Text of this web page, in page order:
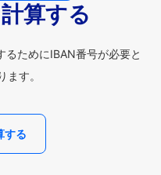
算する
るためにIBAN番号が必要と
ます。
する